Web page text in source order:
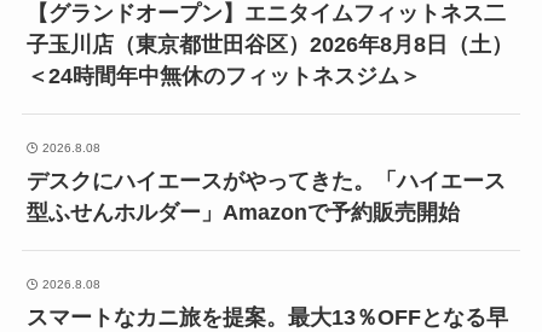
【グランドオープン】エニタイムフィットネス二
子玉川店（東京都世田谷区）2026年8月8日（土）
＜24時間年中無休のフィットネスジム＞
2026.8.08
デスクにハイエースがやってきた。「ハイエース
型ふせんホルダー」Amazonで予約販売開始
2026.8.08
スマートなカニ旅を提案。最大13％OFFとなる早